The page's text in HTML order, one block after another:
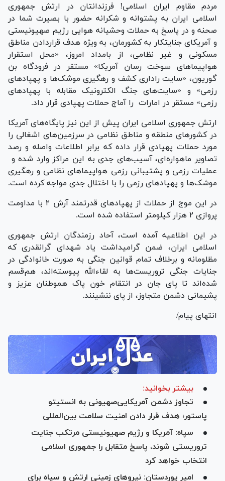
مردم مقاوم ایران اسلامی! فرزندانتان در ارتش جمهوری
اسلامی ایران به پشتوانه و شکرانه حضور با بصیرت شما در
صحنه و در پاسخ به حملات وحشیانه هوایی رژیم صهیونیستی
و آمریکای جنایتکار به کشورمان، به ویژه هدف قراردادن مناطق
مسکونی و غیر نظامی، از بامداد امروز، «محل استقرار
هواپیما‌های سوخت رسان آمریکا» مستقر در فرودگاه بن
گوریون، «سایت راداری کشف و رهگیری موشک‌ها و پهپاد‌های
رزمی» و «سایت‌های جنگ الکترونیک مقابله با پهپاد‌های
رزمی» مستقر در امارات را آماج حملات پهپادی قرار داد.
ارتش جمهوری اسلامی ایران پیش از این نیز پایگاه‌های آمریکا
در کشور‌های منطقه و مناطق نظامی در سرزمین‌های اشغالی را
مورد حملات پهپادی قرار داده که برابر اطلاعات واصله و رصد
تصاویر ماهواره‌ای، آسیب‌های جدی به این مراکز وارد شده و
عملیات رزمی و پشتیبانی رزمی هواپیما‌های نظامی و رهگیری
موشک‌ها و پهپاد‌های رزمی را با اختلال جدی مواجه کرده است.
در این موج از حملات از پهپاد‌های قدرتمند آرش ۲ با مداومت
پروازی ۲ هزار کیلومتر استفاده شده است.
در این اطلاعیه آمده است، آحاد رزمندگان ارتش جمهوری
اسلامی ایران، ضمن گرامیداشت یاد شهدای گرانقدری که
مظلومانه و برخلاف تمام قوانین جنگی به صورت خانوادگی در
جنایات جنگی تروریست‌ها به لقاءالله پیوسته‌اند، هم‌قسم
شده‌اند تا پای جان در انتقام خون پاک هموطنان عزیز و
پشیمانی دشمن متجاوز، از پای ننشینند.
انتهای پیام/
بیشتر بخوانید:
تجاوز دشمن آمریکایی‌صهیونی به انستیتو
پاستور؛ هدف قرار دادن امنیت سلامت بین‌المللی
سپاه: آمریکا و رژیم صهیونیستی مرتکب جنایت
تروریستی شوند، پاسخ متقابل را جمهوری اسلامی
انتخاب خواهد کرد
امیر پوردستان: نیرو‌های زمینی ارتش و سپاه برای